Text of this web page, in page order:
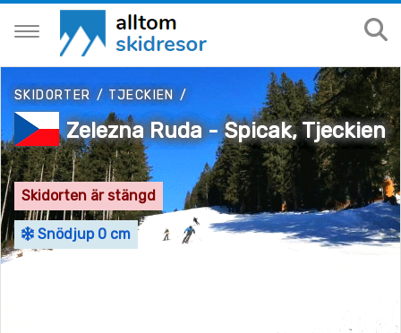
SKIDORTER/TJECKIEN/
Zelezna Ruda - Spicak, Tjeckien
Skidorten är stängd
Snödjup 0 cm